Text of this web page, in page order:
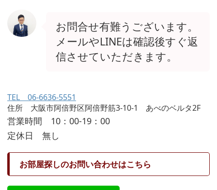
お問合せ有難うございます。
メールやLINEは確認後すぐ返
信させていただきます。
TEL 06-6636-5551
住所 大阪市阿倍野区阿倍野筋3-10-1 あべのベルタ2F
営業時間 10：00-19：00
定休日 無し
お部屋探しのお問い合わせはこちら